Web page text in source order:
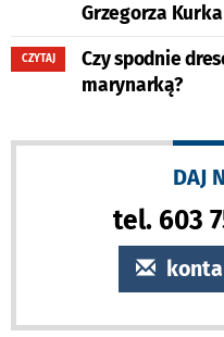
Grzegorza Kurka
CZYTAJ
Czy spodnie
marynarką?
DAJ
tel. 603